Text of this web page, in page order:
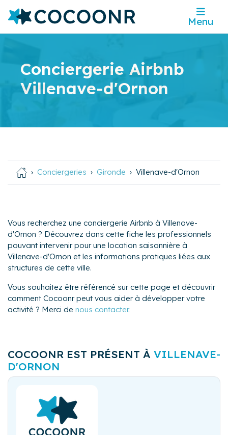
Menu
Conciergerie Airbnb
Villenave-d'Ornon
Conciergeries Gironde Villenave-d'Ornon
Vous recherchez une conciergerie Airbnb à Villenave-
d'Ornon ? Découvrez dans cette fiche les professionnels
pouvant intervenir pour une location saisonnière à
Villenave-d'Ornon et les informations pratiques liées aux
structures de cette ville.
Vous souhaitez être référencé sur cette page et découvrir
comment Cocoonr peut vous aider à développer votre
activité ? Merci de nous contacter.
COCOONR EST PRÉSENT À VILLENAVE-
D'ORNON